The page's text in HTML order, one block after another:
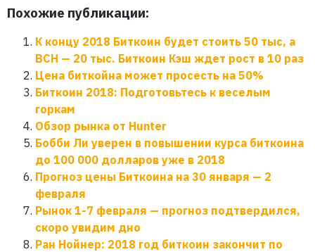
Похожие публикации:
К концу 2018 Биткоин будет стоить 50 тыс, а
BCH — 20 тыс. Биткоин Кэш ждет рост в 10 раз
Цена биткойна может просесть на 50%
Биткоин 2018: Подготовьтесь к веселым
горкам
Обзор рынка от Hunter
Бобби Ли уверен в повышении курса биткоина
до 100 000 долларов уже в 2018
Прогноз цены Биткоина на 30 января — 2
февраля
Рынок 1-7 февраля — прогноз подтвердился,
скоро увидим дно
Ран Нойнер: 2018 год биткоин закончит по